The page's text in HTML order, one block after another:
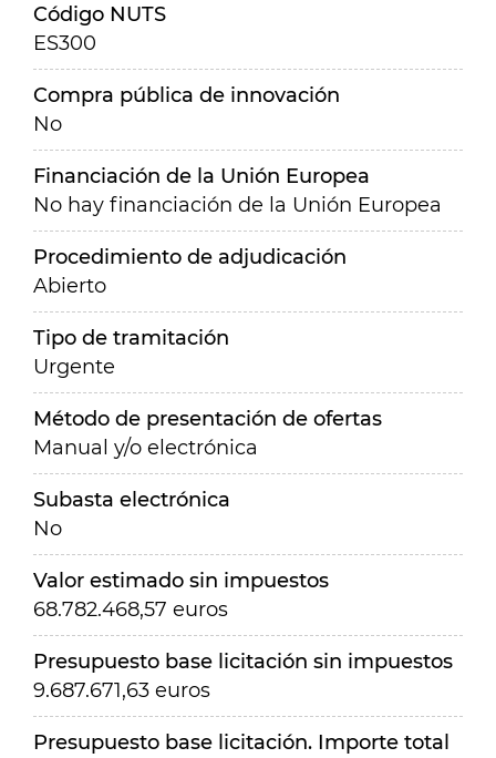
Código NUTS
ES300
Compra pública de innovación
No
Financiación de la Unión Europea
No hay financiación de la Unión Europea
Procedimiento de adjudicación
Abierto
Tipo de tramitación
Urgente
Método de presentación de ofertas
Manual y/o electrónica
Subasta electrónica
No
Valor estimado sin impuestos
68.782.468,57 euros
Presupuesto base licitación sin impuestos
9.687.671,63 euros
Presupuesto base licitación. Importe total